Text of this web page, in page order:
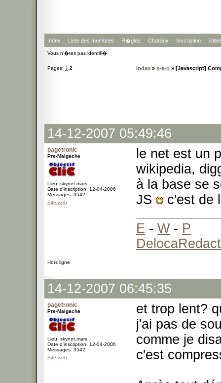
Index Liste des membres R�gles ChatBox Inscription
Vous n'�tes pas identifi�.
Pages: 1 2 Index » s-e-o » [Javascript]
14-12-2007 05:49:46
pagetronic
Pre-Malgache
Lieu: skynet.mars
Date d'inscription: 12-04-2006
Messages: 3542
Site web
le net est un
wikipedia,
à la base se
JS
c'est de
E - W- P
Hors ligne
14-12-2007 06:45:35
pagetronic
Pre-Malgache
Lieu: skynet.mars
Date d'inscription: 12-04-2006
Messages: 3542
Site web
et trop lent?
j'ai pas de
comme je
c'est